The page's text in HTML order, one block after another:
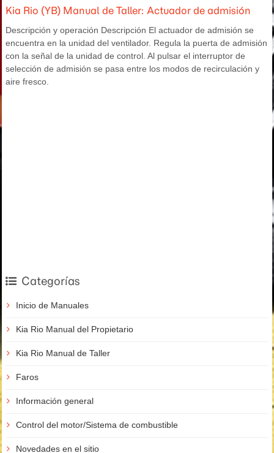
Kia Rio (YB) Manual de Taller: Actuador de admisión
Descripción y operación Descripción El actuador de admisión se
encuentra en la unidad del ventilador. Regula la puerta de admisión
con la señal de la unidad de control. Al pulsar el interruptor de
selección de admisión se pasa entre los modos de recirculación y
aire fresco.
Categorías
Inicio de Manuales
Kia Rio Manual del Propietario
Kia Rio Manual de Taller
Faros
Información general
Control del motor/Sistema de combustible
Novedades en el sitio